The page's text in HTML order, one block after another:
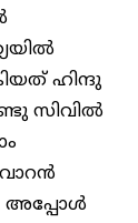
ഹിന്ദു
സിവിൽ
അപ്പോൾ